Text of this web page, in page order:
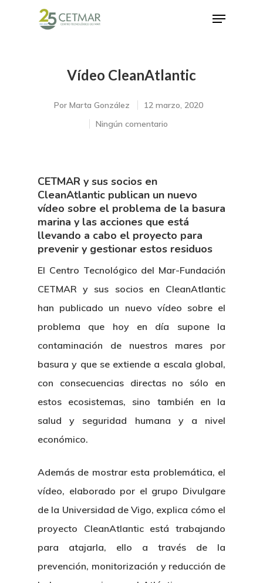
Hit enter to search or ESC to close
Vídeo CleanAtlantic
Por Marta González
12 marzo, 2020
Ningún comentario
CETMAR y sus socios en
CleanAtlantic publican un nuevo
vídeo sobre el problema de la basura
marina y las acciones que está
llevando a cabo el proyecto para
prevenir y gestionar estos residuos
El Centro Tecnológico del Mar-Fundación
CETMAR y sus socios en CleanAtlantic
han publicado un nuevo vídeo sobre el
problema que hoy en día supone la
contaminación de nuestros mares por
basura y que se extiende a escala global,
con consecuencias directas no sólo en
estos ecosistemas, sino también en la
salud y seguridad humana y a nivel
económico.
Además de mostrar esta problemática, el
vídeo, elaborado por el grupo Divulgare
de la Universidad de Vigo, explica cómo el
proyecto CleanAtlantic está trabajando
para atajarla, ello a través de la
prevención, monitorización y reducción de